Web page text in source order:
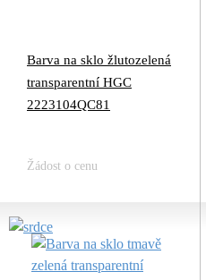
Barva na sklo žlutozelená
transparentní HGC
2223104QC81
Žádost o cenu